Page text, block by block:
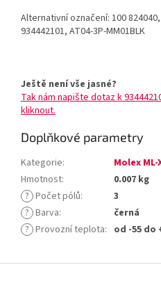
Alternativní označení: 100
934442101, AT04-3P-MM01BLK
Ještě není vše jasné?
Tak nám napište dotaz k
kliknout.
Doplňkové parametry
Kategorie:
Molex ML-
Hmotnost:
0.007 kg
? Počet pólů:
3
? Barva:
černá
? Provozní teplota: od -55 do